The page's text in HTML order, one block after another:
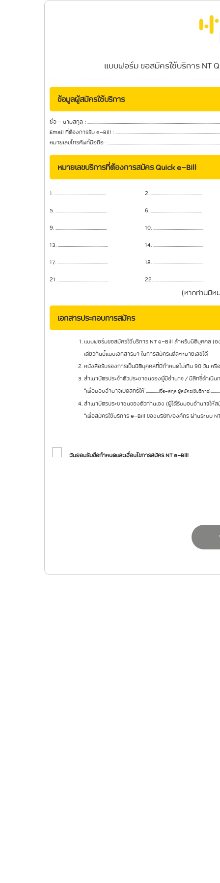
แบบฟอร์ม ขอสมัครใช้บริการ NT
ข้อมูลผู้สมัครใช้บริการ
ชื่อ - นามสกุล :
Email ที่ต้องการรับ e-Bill :
หมายเลขโทรศัพท์มือถือ :
หมายเลขบริการที่ต้องการสมัคร Quick e-Bill
1. .................................................... 2. ....................................................
5. .................................................... 6. ....................................................
9. .................................................... 10. ...................................................
13. ................................................... 14. ...................................................
17. ................................................... 18. ...................................................
21. ................................................... 22. ...................................................
(หากท่านมีห
เอกสารประกอบการสมัคร
แบบฟอร์มขอสมัครใช้บริการ NT e-Bill สำหรับนิติบุคคล (
เดียวกันนี้แนบเอกสารมา ในการสมัครแต่ละหมายเลขได้
หนังสือรับรองการเป็นนิติบุคคลที่มีกำหนดไม่เกิน 90 วัน หรื
สำเนาบัตรประจำตัวประชาชนของผู้มีอำนาจ / มีสิทธิ์ดำเนิ
“เพื่อมอบอำนาจเปิดสิทธิ์ให้ .............(ชื่อ-สกุล ผู้สมัครใช้บริการ)
สำเนาบัตรประชาชนของตัวท่านเอง (ผู้ได้รับมอบอำนาจใ
“เพื่อสมัครใช้บริการ e-Bill ของบริษัท/องค์กร ผ่านระบบ
ฉันยอมรับข้อกำหนดและเงื่อนไขการสมัคร NT e-Bill